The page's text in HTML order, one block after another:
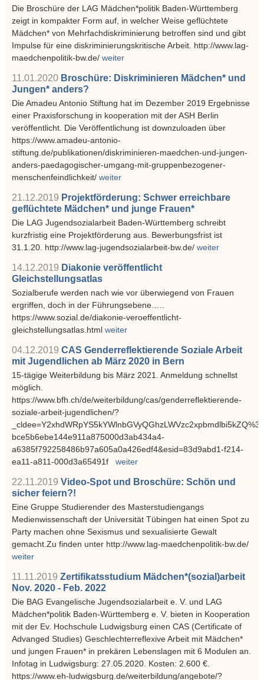
Die Broschüre der LAG Mädchen*politik Baden-Württemberg
zeigt in kompakter Form auf, in welcher Weise geflüchtete
Mädchen* von Mehrfachdiskriminierung betroffen sind und gibt
Impulse für eine diskriminierungskritische Arbeit. http://www.lag-
maedchenpolitik-bw.de/ weiter
11.01.2020 Broschüre: Diskriminieren Mädchen* und
Jungen* anders?
Die Amadeu Antonio Stiftung hat im Dezember 2019 Ergebnisse
einer Praxisforschung in kooperation mit der ASH Berlin
veröffentlicht. Die Veröffentlichung ist downzuloaden über
https://www.amadeu-antonio-
stiftung.de/publikationen/diskriminieren-maedchen-und-jungen-
anders-paedagogischer-umgang-mit-gruppenbezogener-
menschenfeindlichkeit/ weiter
21.12.2019 Projektförderung: Schwer erreichbare
geflüchtete Mädchen* und junge Frauen*
Die LAG Jugendsozialarbeit Baden-Württemberg schreibt
kurzfristig eine Projektförderung aus. Bewerbungsfrist ist
31.1.20. http://www.lag-jugendsozialarbeit-bw.de/ weiter
14.12.2019 Diakonie veröffentlicht
Gleichstellungsatlas
Sozialberufe werden nach wie vor überwiegend von Frauen
ergriffen, doch in der Führungsebene…..
https://www.sozial.de/diakonie-veroeffentlicht-
gleichstellungsatlas.html weiter
04.12.2019 CAS Genderreflektierende Soziale Arbeit
mit Jugendlichen ab März 2020 in Bern
15-tägige Weiterbildung bis März 2021. Anmeldung schnellst
möglich.
https://www.bfh.ch/de/weiterbildung/cas/genderreflektierende-
soziale-arbeit-jugendlichen/?
bce5b6ebe144e911a875000d3ab434a4-
a6385f792258486b97a605a0a426edf4&esid=83d9abd1-f214-
ea11-a811-000d3a65491f weiter
22.11.2019 Video-Spot und Broschüre: Schön und
sicher feiern?!
Eine Gruppe Studierender des Masterstudiengangs
Medienwissenschaft der Universität Tübingen hat einen Spot zu
Party machen ohne Sexismus und sexualisierte Gewalt
gemacht.Zu finden unter http://www.lag-maedchenpolitik-bw.de/
weiter
11.11.2019 Zertifikatsstudium Mädchen*(sozial)arbeit
Nov. 2020 - Feb. 2022
Die BAG Evangelische Jugendsozialarbeit e. V. und LAG
Mädchen*politik Baden-Württemberg e. V. bieten in Kooperation
mit der Ev. Hochschule Ludwigsburg einen CAS (Certificate of
Advanged Studies) Geschlechterreflexive Arbeit mit Mädchen*
und jungen Frauen* in prekären Lebenslagen mit 6 Modulen an.
Infotag in Ludwigsburg: 27.05.2020. Kosten: 2.600 €.
https://www.eh-ludwigsburg.de/weiterbildung/angebote/?